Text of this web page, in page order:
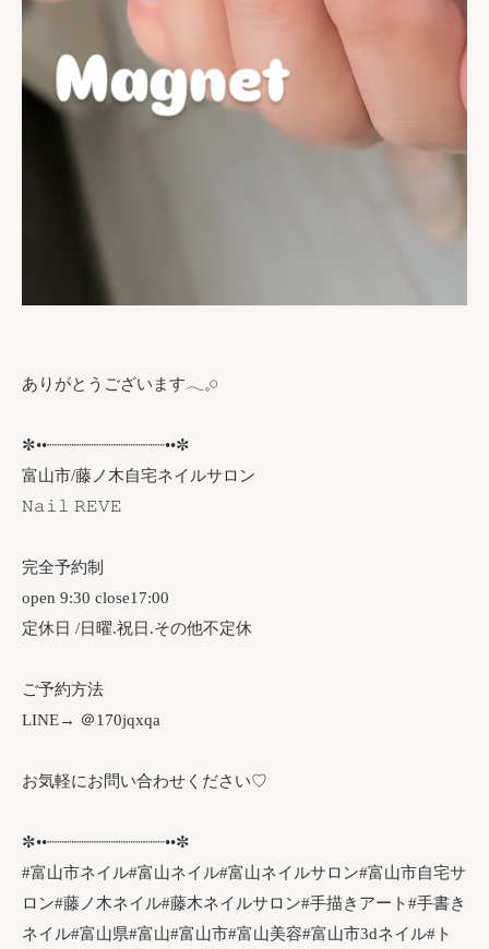
ありがとうございます𓂃𓈒𓏸︎︎︎︎
✼••┈┈┈┈┈┈┈┈┈┈┈┈••✼
富山市/藤ノ木自宅ネイルサロン
𝙽𝚊𝚒𝚕 𝚁𝙴𝚅𝙴
完全予約制
open 9:30 close17:00
定休日 /日曜.祝日.その他不定休
ご予約方法
LINE→ ＠170jqxqa
お気軽にお問い合わせください♡
✼••┈┈┈┈┈┈┈┈┈┈┈┈••✼
#富山市ネイル#富山ネイル#富山ネイルサロン#富山市自宅サ
ロン#藤ノ木ネイル#藤木ネイルサロン#手描きアート#手書き
ネイル#富山県#富山#富山市#富山美容#富山市3dネイル#ト